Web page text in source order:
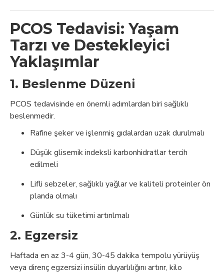
PCOS Tedavisi: Yaşam
Tarzı ve Destekleyici
Yaklaşımlar
1. Beslenme Düzeni
PCOS tedavisinde en önemli adımlardan biri sağlıklı
beslenmedir.
Rafine şeker ve işlenmiş gıdalardan uzak durulmalı
Düşük glisemik indeksli karbonhidratlar tercih
edilmeli
Lifli sebzeler, sağlıklı yağlar ve kaliteli proteinler ön
planda olmalı
Günlük su tüketimi artırılmalı
2. Egzersiz
Haftada en az 3-4 gün, 30-45 dakika tempolu yürüyüş
veya direnç egzersizi insülin duyarlılığını artırır, kilo